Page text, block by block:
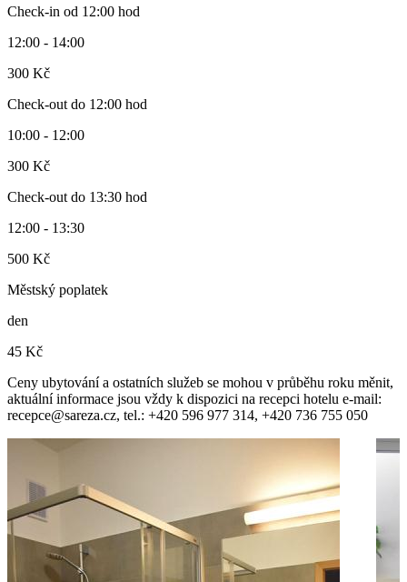
Check-in od 12:00 hod
12:00 - 14:00
300 Kč
Check-out do 12:00 hod
10:00 - 12:00
300 Kč
Check-out do 13:30 hod
12:00 - 13:30
500 Kč
Městský poplatek
den
45 Kč
Ceny ubytování a ostatních služeb se mohou v průběhu roku měnit,
aktuální informace jsou vždy k dispozici na recepci hotelu e-mail:
recepce@sareza.cz, tel.: +420 596 977 314, +420 736 755 050